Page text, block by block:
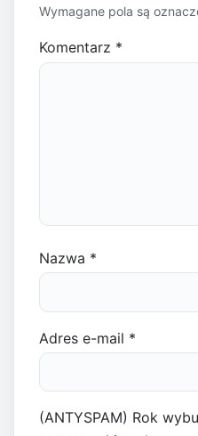
Wymagane pola są
Komentarz *
Nazwa *
Adres e-mail *
(ANTYSPAM) Rok